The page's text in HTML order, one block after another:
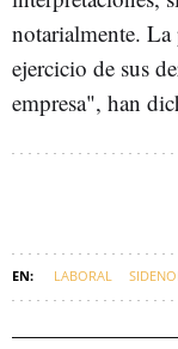
notarialmente.
ejercicio de sus
empresa", han
LABORAL